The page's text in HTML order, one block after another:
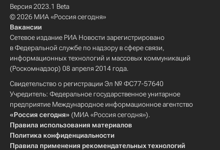
Версия 2023.1 Beta
© 2026 МИА «Россия сегодня»
Вакансии
Сетевое издание РИА Новости зарегистрировано
в Федеральной службе по надзору в сфере связи,
информационных технологий и массовых коммуникаций
(Роскомнадзор) 08 апреля 2014 года.
Свидетельство о регистрации Эл № ФС77-57640
Учредитель: Федеральное государственное унитарное
предприятие Международное информационное агентство
«Россия сегодня» (МИА «Россия сегодня»).
Правила использования материалов
Политика конфиденциальности
Правила применения рекомендательных технологий